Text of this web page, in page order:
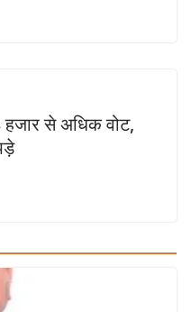
हजार से अधिक वोट,